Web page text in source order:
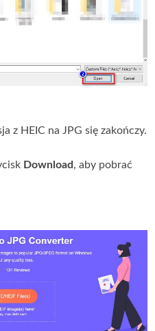
z HEIC na JPG się zakończy.
Download, aby pobrać